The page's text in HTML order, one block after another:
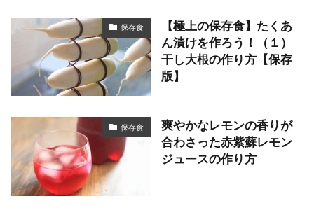
保存食
【極上の保存食】たくあ
ん漬けを作ろう！（１）
干し大根の作り方【保存
版】
保存食
爽やかなレモンの香りが
合わさった赤紫蘇レモン
ジュースの作り方